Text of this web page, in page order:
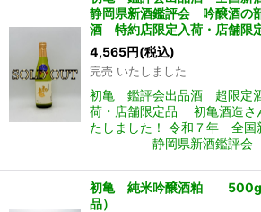
静岡県新酒鑑評会 吟醸酒
酒 特約店限定入荷・店舗
4,565円(税込)
完売 いたしました
初亀 鑑評会出品酒 超限定
荷・店舗限定品 初亀酒造さ
たしました！ 令和７年 全
静岡県新酒鑑評会
初亀 純米吟醸酒粕
品）